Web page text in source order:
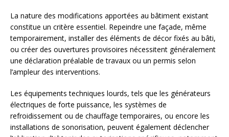
La nature des modifications apportées au bâtiment existant
constitue un critère essentiel. Repeindre une façade, même
temporairement, installer des éléments de décor fixés au bâti,
ou créer des ouvertures provisoires nécessitent généralement
une déclaration préalable de travaux ou un permis selon
l’ampleur des interventions.
Les équipements techniques lourds, tels que les générateurs
électriques de forte puissance, les systèmes de
refroidissement ou de chauffage temporaires, ou encore les
installations de sonorisation, peuvent également déclencher